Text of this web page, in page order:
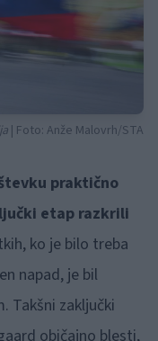
| Foto: Anže Malovrh/STA
praktično
etap razkrili
ko je bilo treba
napad, je bil
Takšni zaključki
običajno blesti,